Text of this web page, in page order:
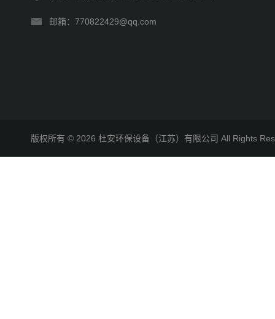
邮箱：770822429@qq.com
版权所有 © 2026 杜安环保设备（江苏）有限公司 All Rights